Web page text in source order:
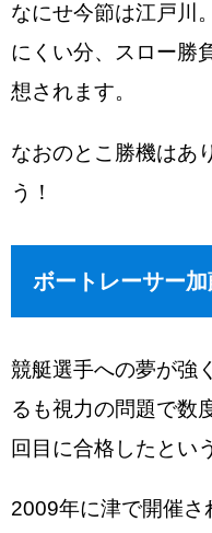
なにせ今節は江戸川
にくい分、スロー勝
想されます。
なおのとこ勝機はあ
う！
ボートレーサー
競艇選手への夢が強
るも視力の問題で数
回目に合格したとい
2009年に津で開催さ